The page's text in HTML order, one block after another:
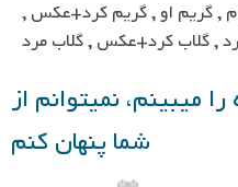
,گریم او,گریم کرد+عکس,
,گلاب کرد+عکس,گلاب مرد
میبینم، نمیتوانم از
شما پنهان کنم